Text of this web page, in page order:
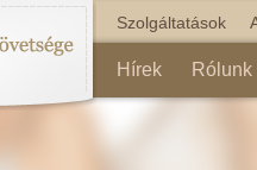
Szolgáltatások
Hírek Rólunk